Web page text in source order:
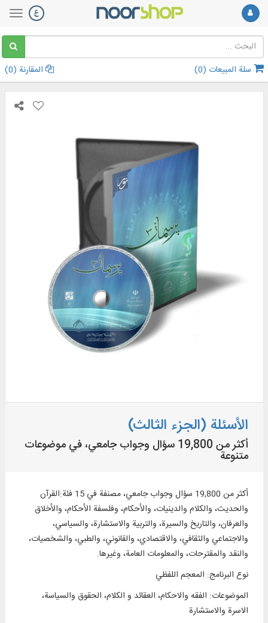
سلة المبيعات (0
) المقارنة (0
)
الأسئلة (الجزء الثالث)
أكثر من 19,800 سؤال وجواب جامعي، في موضوعات
متنوعة
أكثر من 19,800 سؤال وجواب جامعي، مصنفة في 15 فئة:القرآن
والحديث، والكلام والدينيات، والأحكام، وفلسفة الأحكام، والأخلاق
والعرفان، والتاريخ والسيرة، والتربية والاستشارة، والسياسي،
والاجتماعي والثقافي، والاقتصادي، والقانوني، والطبي، والشخصيات،
والنقد والمقترحات، والمعلومات العامة، وغيرها.
نوع البرنامج: المعجم اللفظي
الموضوعات: الفقه والاحكام، العقائد و الكلام، الحقوق والسياسة،
الاسرة والاستشارة